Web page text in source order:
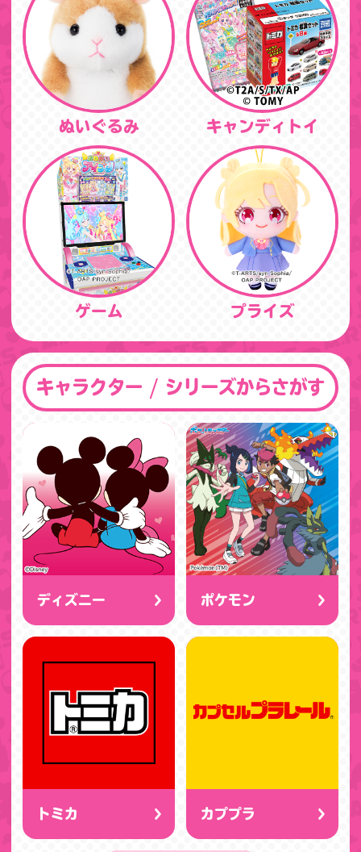
ぬいぐるみ キャンディトイ
ゲーム プライズ
キャラクター / シリーズからさがす
ディズニー ポケモン
トミカ カププラ